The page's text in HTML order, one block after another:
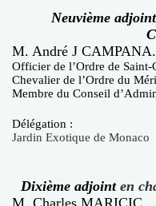
Neuvième
M. André J CAMPANA.
Officier de l’Ordre de Saint-
Chevalier de l’Ordre du
Membre du Conseil
Délégation :
Jardin Exotique de Monaco
Dixième adjoint en
M. Charles MARICIC.